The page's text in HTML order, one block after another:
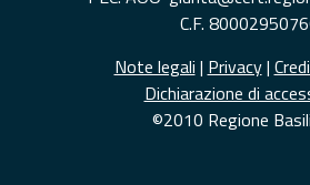
C.F.
Note legali | Privacy|
Dichiarazione di
©2010 Regione